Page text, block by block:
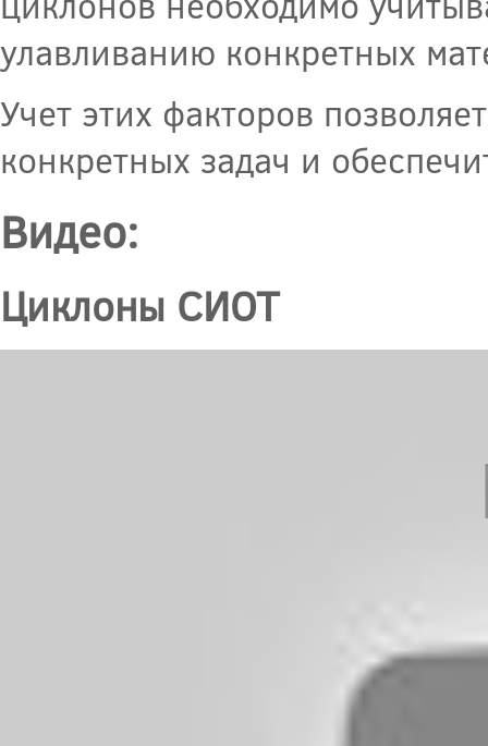
улавливанию конкретных
Учет этих факторов
конкретных задач и
Видео:
Циклоны СИОТ